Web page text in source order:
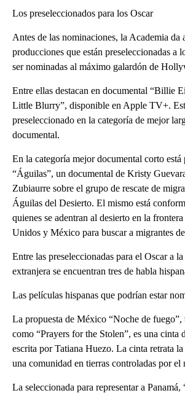
Los preseleccionados para los Oscar
Antes de las nominaciones, la Academia da
producciones que están preseleccionadas a
ser nominadas al máximo galardón de
Entre ellas destacan en documental “Billie
Little Blurry”, disponible en Apple TV+.
preseleccionado en la categoría de mejor
documental.
En la categoría mejor documental corto está
“Águilas”, un documental de Kristy
Zubiaurre sobre el grupo de rescate de
Águilas del Desierto. El mismo está
quienes se adentran al desierto en la
Unidos y México para buscar a migrantes
Entre las preseleccionadas para el Oscar a
extranjera se encuentran tres de habla
Las películas hispanas que podrían estar
La propuesta de México “Noche de fuego”,
como “Prayers for the Stolen”, es una
escrita por Tatiana Huezo. La cinta retrata
una comunidad en tierras controladas por el
La seleccionada para representar a Panamá,